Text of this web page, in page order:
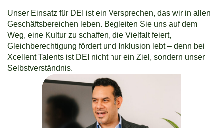
Unser Einsatz für DEI ist ein Versprechen, das wir in allen
Geschäftsbereichen leben. Begleiten Sie uns auf dem
Weg, eine Kultur zu schaffen, die Vielfalt feiert,
Gleichberechtigung fördert und Inklusion lebt – denn bei
Xcellent Talents ist DEI nicht nur ein Ziel, sondern unser
Selbstverständnis.